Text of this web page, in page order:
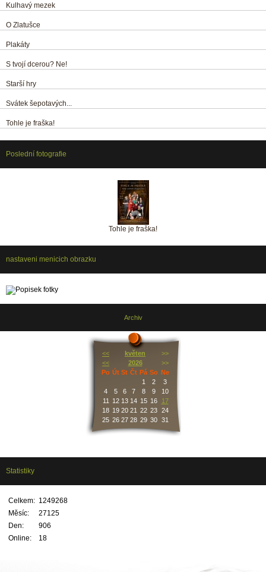
Kulhavý mezek
O Zlatušce
Plakáty
S tvojí dcerou? Ne!
Starší hry
Svátek šepotavých...
Tohle je fraška!
Poslední fotografie
Tohle je fraška!
nastaveni menicich obrazku
Archiv
<< květen
>>
<<
2026
>>
Po Út St Čt Pá So Ne
1
2
3
4
5 6 7 8 9
10
11
12 13 14 15 16
17
18 19 20 21 22 23 24
25 26 27 28 29 30 31
Statistiky
Online: 18
Celkem: 1249268
Měsíc:
27125
Den:
906